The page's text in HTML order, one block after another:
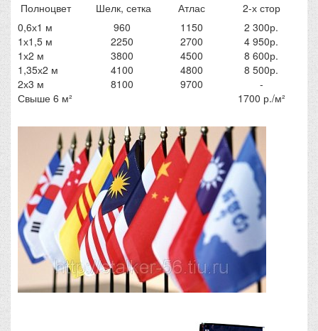
Полноцвет
Шелк, сетка Атлас
2-х стор
0,6х1 м
960 1150
2 300р.
1х1,5 м
2250 2700
4 950р.
1х2 м
3800 4500
8 600р.
1,35х2 м
4100 4800
8 500р.
2х3 м
8100 9700
-
Свыше 6 м²
1700 р./м²